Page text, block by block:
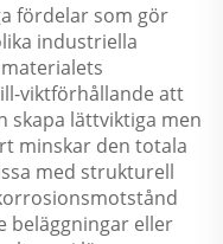
fördelar som gör
industriella
viktförhållande att
skapa lättviktiga men
minskar den totala
med strukturell
beläggningar eller